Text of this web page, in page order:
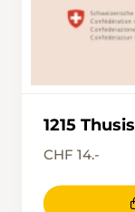
1215 Thusis
CHF 14.-